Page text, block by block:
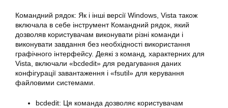
Командний рядок: Як і інші версії Windows, Vista також
включала в себе інструмент Командний рядок, який
дозволяв користувачам виконувати різні команди і
виконувати завдання без необхідності використання
графічного інтерфейсу. Деякі з команд, характерних для
Vista, включали «bcdedit» для редагування даних
конфігурації завантаження і «fsutil» для керування
файловими системами.
bcdedit: Ця команда дозволяє користувачам